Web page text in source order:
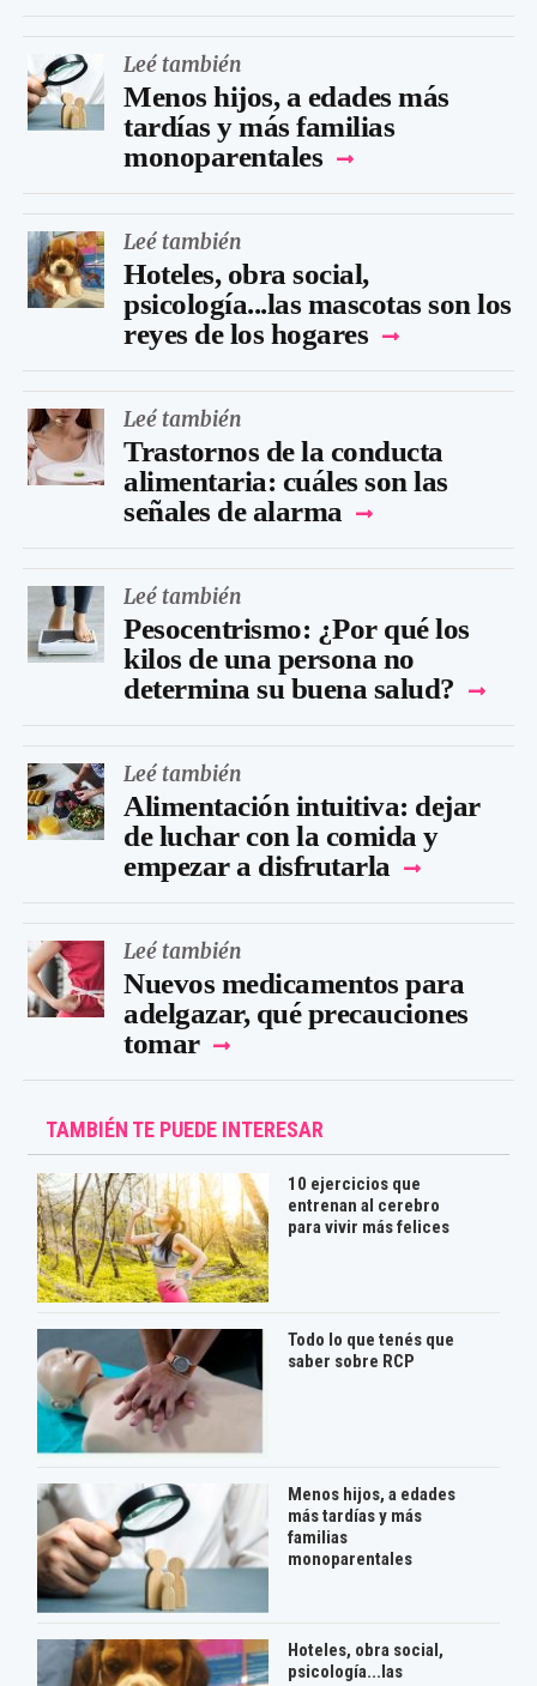
Leé también
Menos hijos, a edades más
tardías y más familias
monoparentales
Leé también
Hoteles, obra social,
psicología...las mascotas son los
reyes de los hogares
Leé también
Trastornos de la conducta
alimentaria: cuáles son las
señales de alarma
Leé también
Pesocentrismo: ¿Por qué los
kilos de una persona no
determina su buena salud?
Leé también
Alimentación intuitiva: dejar
de luchar con la comida y
empezar a disfrutarla
Leé también
Nuevos medicamentos para
adelgazar, qué precauciones
tomar
TAMBIÉN TE PUEDE INTERESAR
10 ejercicios que
entrenan al cerebro
para vivir más felices
Todo lo que tenés que
saber sobre RCP
Menos hijos, a edades
más tardías y más
familias
monoparentales
Hoteles, obra social,
psicología...las